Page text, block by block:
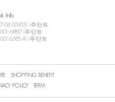
Info
04-009531 (주)딘트
618817 (주)딘트
6585-41 (주)딘트
SHOPPING BENEFIT
POLICY TERM